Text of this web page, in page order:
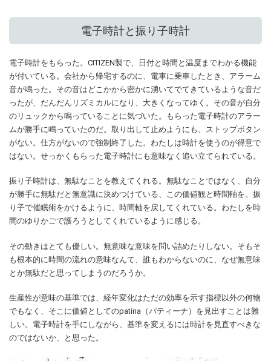
電子時計と振り子時計
電子時計をもらった。CITIZEN製で、日付と時間と温度までわかる機能
が付いている。会社から帰宅するのに、電車に乗車したとき、アラーム
音が鳴った。その音はどこかから密かに湧いてでてきているような音だ
ったが、だんだんリズミカルになり、大きくなってゆく。その音が自分
のリュックから鳴っていることに気づいた。もらった電子時計のアラー
ムが勝手に鳴っていたのだ。取り出して止めようにも、ストップボタン
がない。仕方がないので強制終了した。わたしは時計を使うのが得意で
はない。せっかくもらった電子時計にも意味なく追い立てられている。
振り子時計は、無駄なことを教えてくれる。無駄なことではなく、自分
が勝手に無駄だと無意識に決めつけている、この価値観と時間軸を。振
り子で催眠術をかけるように、時間軸を戻してくれている。わたしを時
間のゆりかごで護ろうとしてくれているように感じる。
その動きはとても優しい。無意味な意味を問い詰めたりしない。そもそ
も根本的に時間の流れの意味なんて、誰もわからないのに、なぜ無意味
とか無駄だと思ってしまうのだろうか。
生産性が意味の基準では、経年変化はただの効率を示す指標以外の何物
でもなく、そこに価値としてのpatina（パティーナ）を見出すことは難
しい。電子時計を手にしながら、基準を変えるには時計を見直すべきな
のではないか、と思った。